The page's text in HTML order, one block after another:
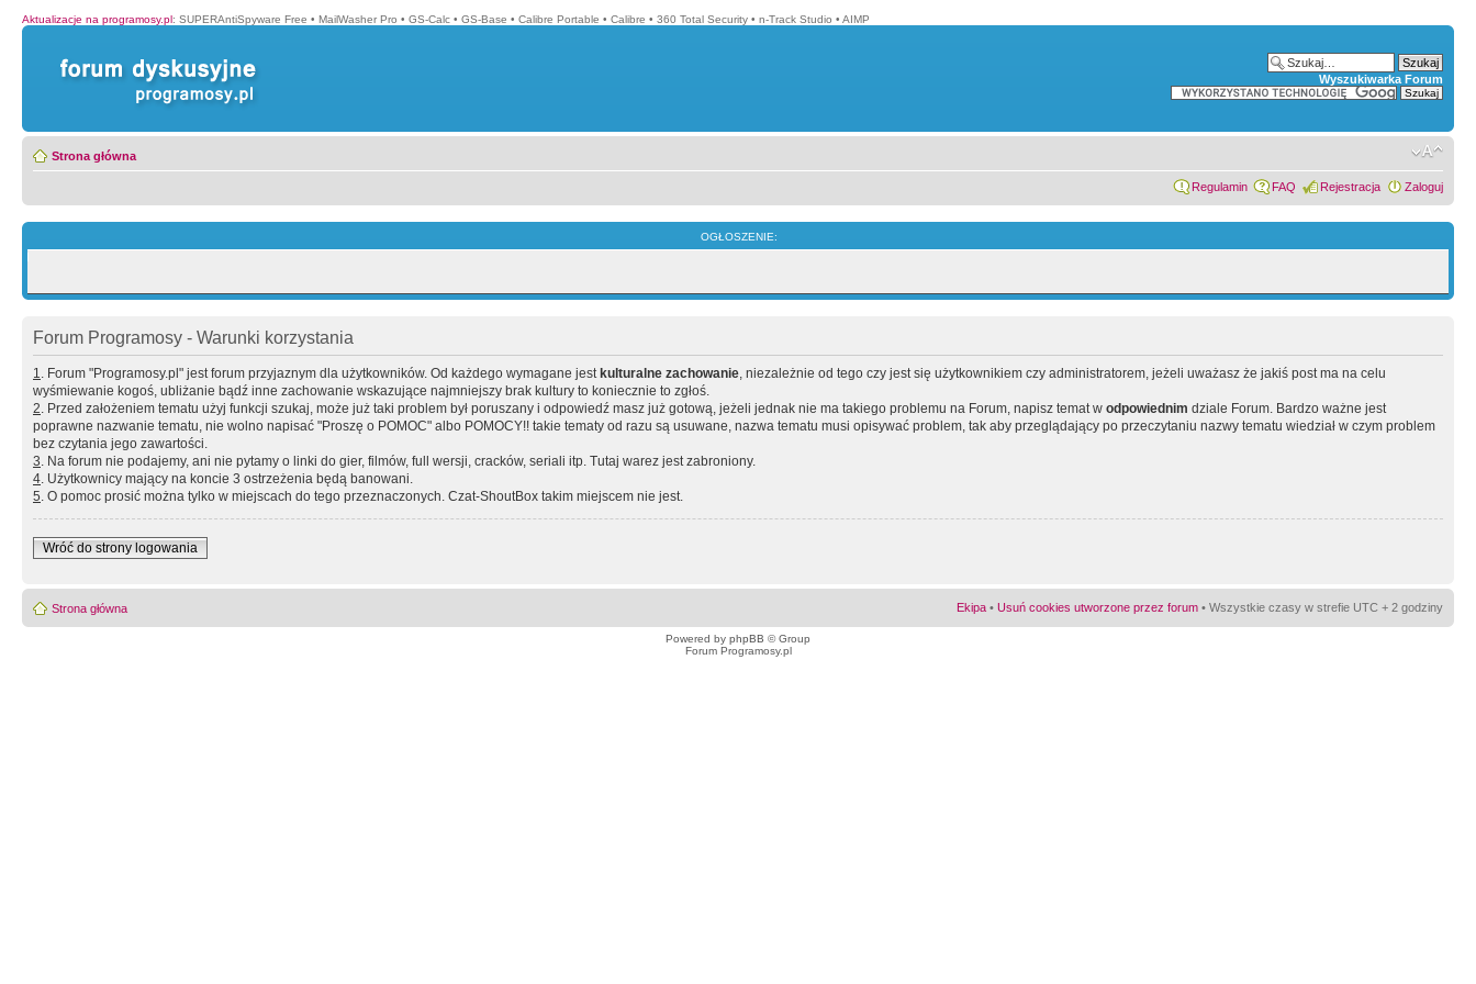
Aktualizacje na programosy.pl: SUPERAntiSpyware Free • MailWasher Pro • GS-Calc • GS-Base • Calibre Portable • Calibre • 360 Total Security • n-Track Studio • AIMP
Wyszukiwarka Forum
Strona główna
Regulamin FAQ Rejestracja Zaloguj
OGŁOSZENIE:
Forum Programosy - Warunki korzystania
1. Forum "Programosy.pl" jest forum przyjaznym dla użytkowników. Od każdego wymagane jest kulturalne zachowanie, niezależnie od tego czy jest się użytkownikiem czy administratorem, jeżeli uważasz że jakiś post ma na celu
wyśmiewanie kogoś, ubliżanie bądź inne zachowanie wskazujące najmniejszy brak kultury to koniecznie to zgłoś.
2. Przed założeniem tematu użyj funkcji szukaj, może już taki problem był poruszany i odpowiedź masz już gotową, jeżeli jednak nie ma takiego problemu na Forum, napisz temat w odpowiednim dziale Forum. Bardzo ważne jest
poprawne nazwanie tematu, nie wolno napisać "Proszę o POMOC" albo POMOCY!! takie tematy od razu są usuwane, nazwa tematu musi opisywać problem, tak aby przeglądający po przeczytaniu nazwy tematu wiedział w czym problem
bez czytania jego zawartości.
3. Na forum nie podajemy, ani nie pytamy o linki do gier, filmów, full wersji, cracków, seriali itp. Tutaj warez jest zabroniony.
4. Użytkownicy mający na koncie 3 ostrzeżenia będą banowani.
5. O pomoc prosić można tylko w miejscach do tego przeznaczonych. Czat-ShoutBox takim miejscem nie jest.
Wróć do strony logowania
Strona główna Ekipa • Usuń cookies utworzone przez forum • Wszystkie czasy w strefie UTC + 2 godziny
Powered by phpBB © Group
Forum Programosy.pl